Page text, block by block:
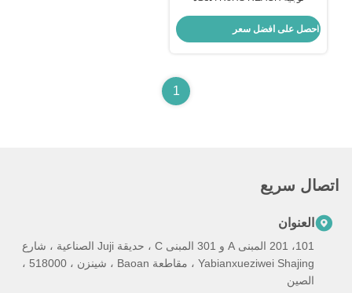
أوروبا اختبار لعبة
احصل على افضل سعر
1
اتصال سريع
العنوان
101، 201 المبنى A و 301 المبنى C ، حديقة Juji الصناعية ، شارع
Yabianxueziwei Shajing ، مقاطعة Baoan ، شينزن ، 518000 ،
الصين